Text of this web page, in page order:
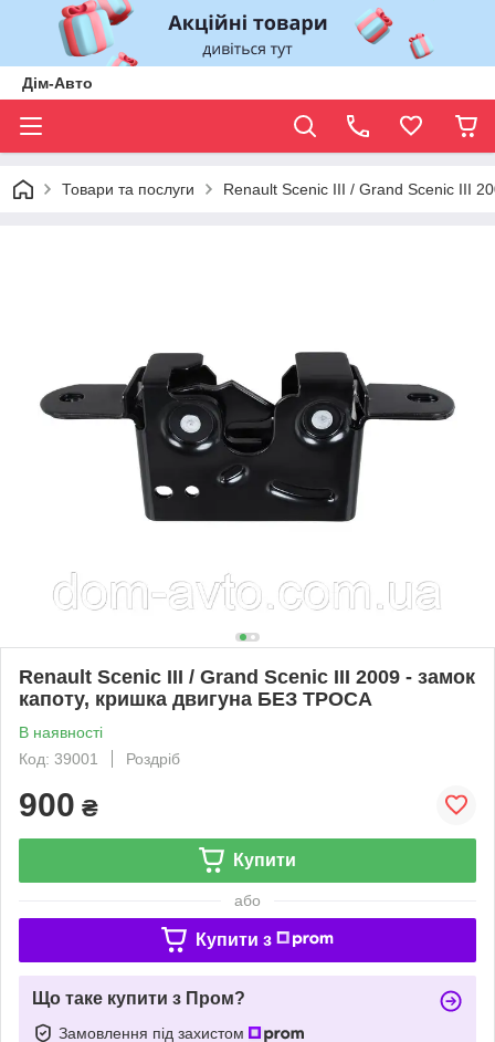
Дім-Авто
Товари та послуги Renault Scenic III / Grand Scenic III
Renault Scenic III / Grand Scenic III 2009 - замок
капоту, кришка двигуна БЕЗ ТРОСА
В наявності
Код: 39001
Роздріб
900 ₴
Купити
або
Купити з
Що таке купити з Пром?
Замовлення під захистом